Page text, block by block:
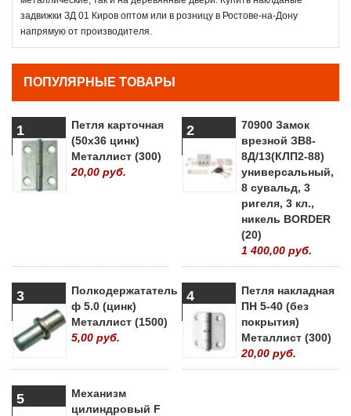
задвижки ЗД 01 Киров оптом или в розницу в Ростове-на-Дону
напрямую от производителя.
ПОПУЛЯРНЫЕ ТОВАРЫ
1
Петля карточная
(50х36 цинк)
Металлист (300)
20,00 руб.
2
70900 Замок
врезной ЗВ8-
8Д/13(КЛП2-88)
универсальный,
8 сувальд, 3
ригеля, 3 кл.,
никель BORDER
(20)
1 400,00 руб.
3
Полкодержататель
ф 5.0 (цинк)
Металлист (1500)
5,00 руб.
4
Петля накладная
ПН 5-40 (без
покрытия)
Металлист (300)
20,00 руб.
5
Механизм
цилиндровый F